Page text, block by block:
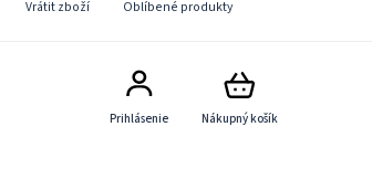
Vrátit zboží
Oblíbené produkty
Nákupný košík
Prihlásenie